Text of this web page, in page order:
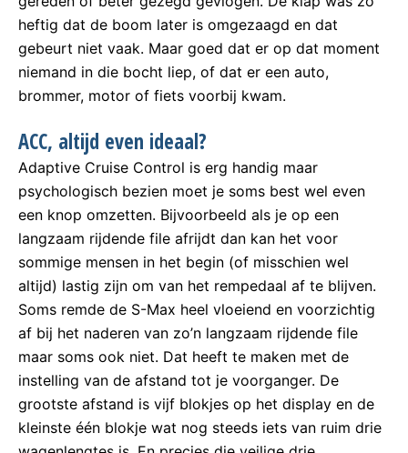
heftig dat de boom later is omgezaagd en dat
gebeurt niet vaak. Maar goed dat er op dat moment
niemand in die bocht liep, of dat er een auto,
brommer, motor of fiets voorbij kwam.
ACC, altijd even ideaal?
Adaptive Cruise Control is erg handig maar
psychologisch bezien moet je soms best wel even
een knop omzetten. Bijvoorbeeld als je op een
langzaam rijdende file afrijdt dan kan het voor
sommige mensen in het begin (of misschien wel
altijd) lastig zijn om van het rempedaal af te blijven.
Soms remde de S-Max heel vloeiend en voorzichtig
af bij het naderen van zo’n langzaam rijdende file
maar soms ook niet. Dat heeft te maken met de
instelling van de afstand tot je voorganger. De
grootste afstand is vijf blokjes op het display en de
kleinste één blokje wat nog steeds iets van ruim drie